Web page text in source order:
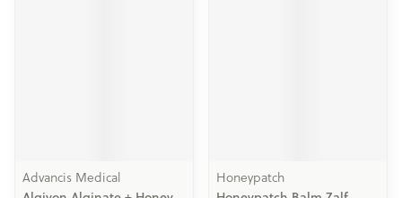
Advancis Medical Honeypatch